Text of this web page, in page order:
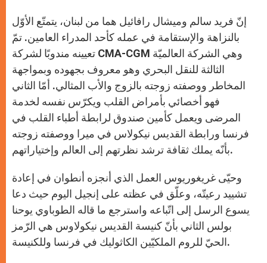
إنّ فريد سالم وميشال رافائيل هما من لبنان، يتمتّع الأوّل
بالنزاهة والإستقامة في عمله كأحد المدراء العامين. تمّ
تعيينه مندوبًا لشركة CMA-CGM وهي الشركة العالميّة
الثالثة للنقل البحري وهو معروف بجهوده وبمواجهة
المخاطر ووصفته زوجته بالزوج والأب المثالي. أمّا الثاني
فهو أخصائي بأمراض القلب ويكرّس نفسه لخدمة
المرضى ويعمل كأمين صندوق لرابطة أطباء القلب في
فرنسا ورابطة القديس نيكولاس في ميرا ووصفته زوجته
بأنّه يملك ثقافة ترشد نظرتهم إلى العالم وإختياراتهم.
وحيّى غريغوريوس العمل الذي أنجزه أنطوان في إعادة
تشييد رعيتّه، وعلّق في عظته على إنجيل اليوم حيث دعا
يسوع الرسل إلى اتّباعه واسترجع ما قاله الطوباوي يوحنا
بولس الثاني بأنّ كنيسة القديس نيكولاوس هي الرّمز
الحيّ للروم الملكيّين الكاثوليك في فرنسا وللكنيسة.